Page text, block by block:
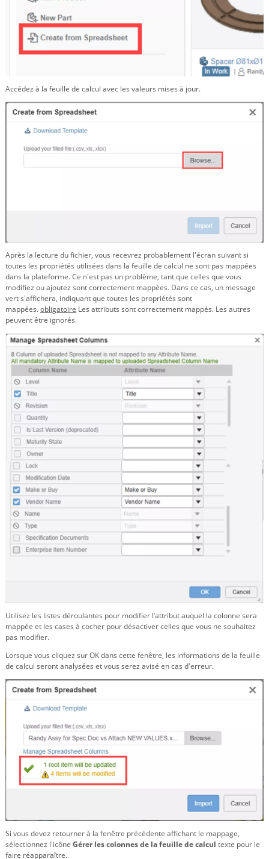
Accédez à la feuille de calcul avec les valeurs mises à jour.
Après la lecture du fichier, vous recevrez probablement l'écran suivant si
toutes les propriétés utilisées dans la feuille de calcul ne sont pas mappées
dans la plateforme. Ce n'est pas un problème, tant que celles que vous
modifiez ou ajoutez sont correctement mappées. Dans ce cas, un message
vert s'affichera, indiquant que toutes les propriétés sont
mappées.obligatoire Les attributs sont correctement mappés. Les autres
peuvent être ignorés.
Utilisez les listes déroulantes pour modifier l’attribut auquel la colonne sera
mappée et les cases à cocher pour désactiver celles que vous ne souhaitez
pas modifier.
Lorsque vous cliquez sur OK dans cette fenêtre, les informations de la feuille
de calcul seront analysées et vous serez avisé en cas d'erreur.
Si vous devez retourner à la fenêtre précédente affichant le mappage,
sélectionnez l'icône Gérer les colonnes de la feuille de calcul texte pour le
faire réapparaître.